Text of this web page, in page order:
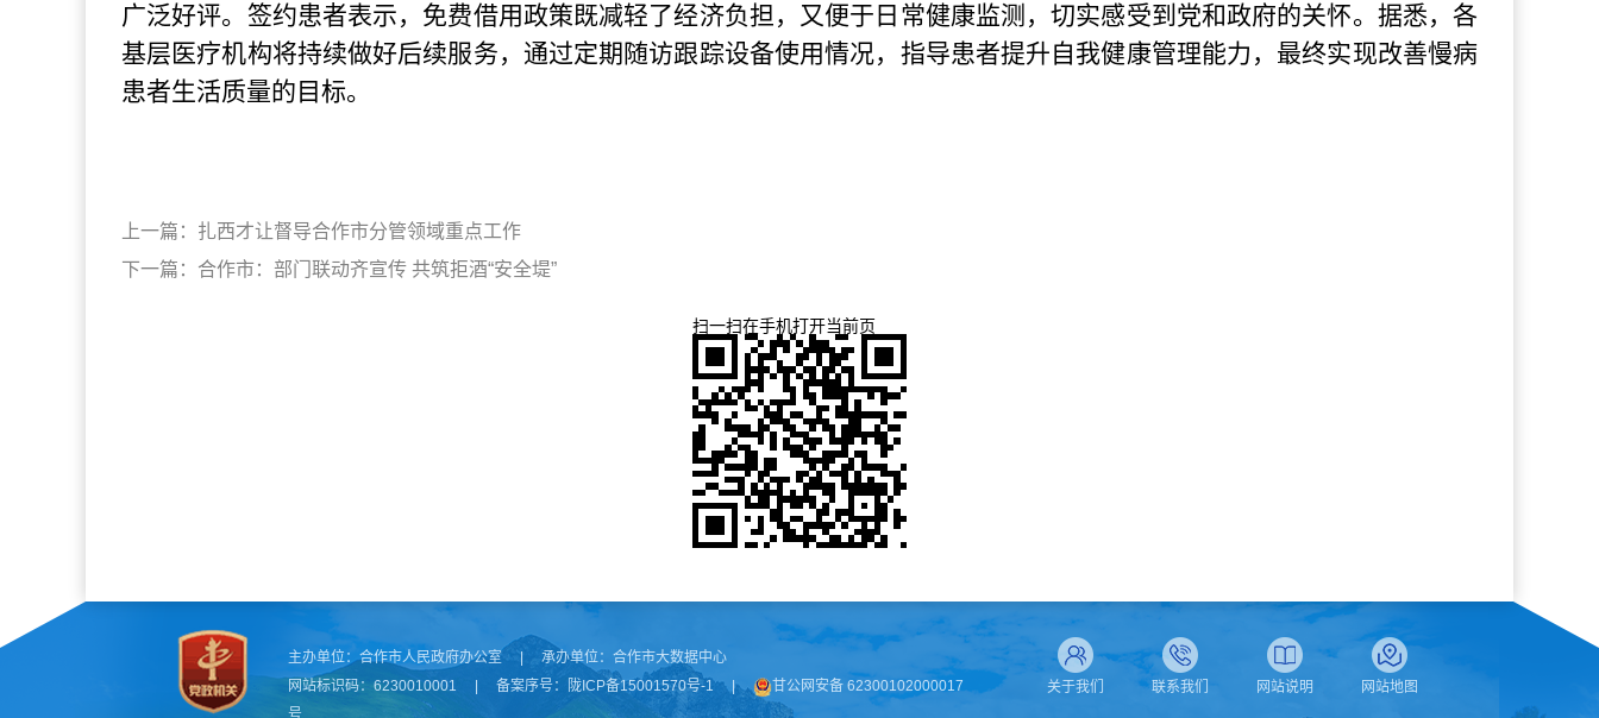
广泛好评。签约患者表示，免费借用政策既减轻了经济负担，又便于日常健康监测，切实感受到党和政府的关怀。据悉，各
基层医疗机构将持续做好后续服务，通过定期随访跟踪设备使用情况，指导患者提升自我健康管理能力，最终实现改善慢病
患者生活质量的目标。
上一篇： 扎西才让督导合作市分管领域重点工作
下一篇： 合作市：部门联动齐宣传 共筑拒酒“安全堤”
扫一扫在手机打开当前页
主办单位：合作市人民政府办公室 承办单位： 合作市大数据中心
网站标识码：6230010001
备案序号： 陇ICP备15001570号-1 |
甘公网安备 62300102000017
号
关于我们 联系我们 网站说明 网站地图